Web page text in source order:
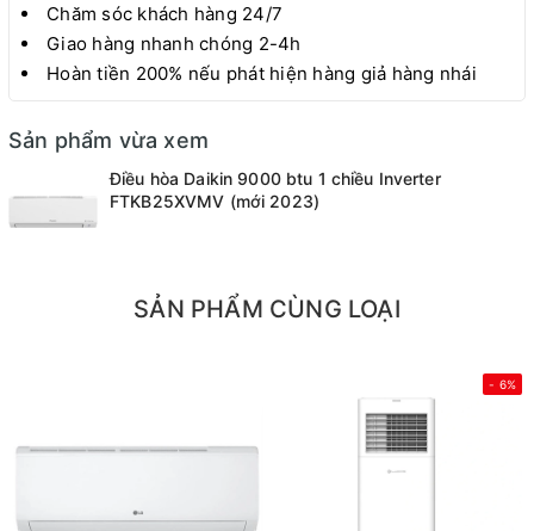
Chăm sóc khách hàng 24/7
Giao hàng nhanh chóng 2-4h
Hoàn tiền 200% nếu phát hiện hàng giả hàng nhái
Sản phẩm vừa xem
Điều hòa Daikin 9000 btu 1 chiều Inverter
FTKB25XVMV (mới 2023)
SẢN PHẨM CÙNG LOẠI
- 6%